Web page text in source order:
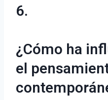
6.
¿Cómo ha
el